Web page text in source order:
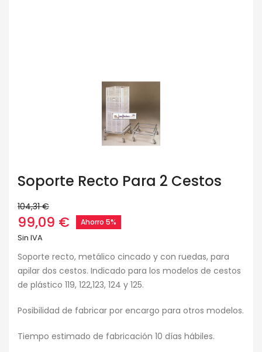
Soporte Recto Para 2 Cestos
104,31 €
99,09 € Ahorro 5%
Sin IVA
Soporte recto, metálico cincado y con ruedas, para
apilar dos cestos. Indicado para los modelos de cestos
de plástico 119, 122,123, 124 y 125.
Posibilidad de fabricar por encargo para otros modelos.
Tiempo estimado de fabricación 10 días hábiles.